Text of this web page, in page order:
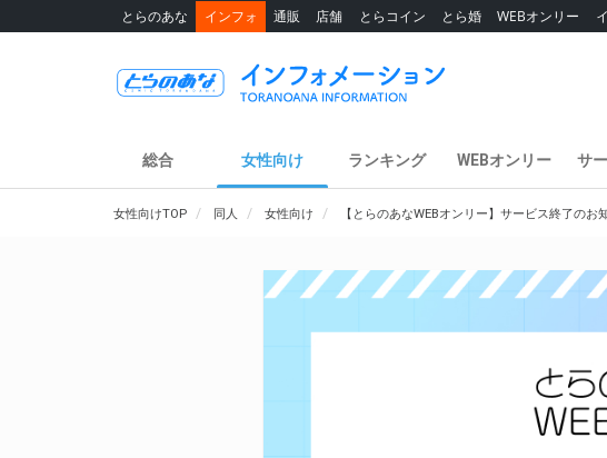
とらのあな インフォ 通販 店舗 とらコイン とら婚 WEBオンリー
総合 女性向け ランキング WEBオンリー サ
女性向けTOP 同人 女性向け 【とらのあなWEBオンリー】サービス終了のお